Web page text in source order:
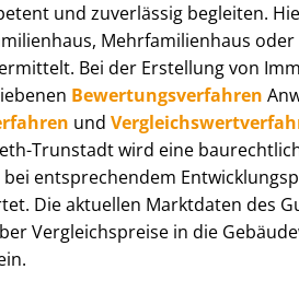
und zuverlässig begleiten.
Mehr­fa­mi­li­en­haus
Bei der Erstellung von
Be­wer­tungs­ver­fah­ren
und
Trunstadt wird eine
entsprechendem
Die aktuellen Marktdaten des
Ver­gleichs­prei­se in die